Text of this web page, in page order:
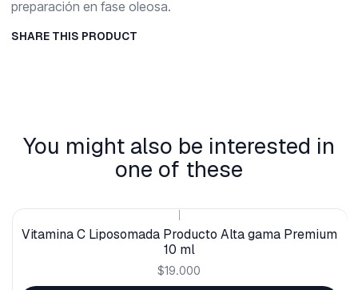
preparación en fase oleosa.
SHARE THIS PRODUCT
You might also be interested in
one of these
Vitamina C Liposomada Producto Alta gama Premium
10 ml
$19.000